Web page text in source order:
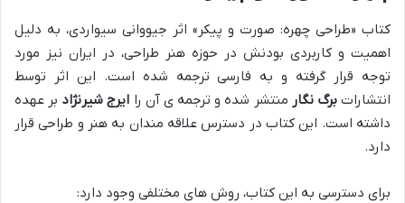
کتاب «طراحی چهره: صورت و پیکر» اثر جیووانی سیواردی، به دلیل
اهمیت و کاربردی بودنش در حوزه هنر طراحی، در ایران نیز مورد
توجه قرار گرفته و به فارسی ترجمه شده است. این اثر توسط
انتشاراتبرگ نگار منتشر شده و ترجمه ی آن را ایرج شیرنژاد بر عهده
داشته است. این کتاب در دسترس علاقه مندان به هنر و طراحی قرار
دارد.
برای دسترسی به این کتاب، روش های مختلفی وجود دارد: